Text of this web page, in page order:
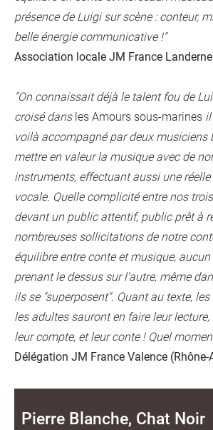
présence de Luigi sur scène : conteur,
belle énergie communicative !"
Association locale JM France
"On connaissait déjà le talent fou de
croisé dans les Amours sous-marines il
voilà accompagné par deux musiciens
mettre en valeur la musique avec de
instruments, effectuant aussi une
vocale. Quelle complicité entre nos
devant un public attentif, public prêt à
nombreuses sollicitations de notre
équilibre entre conte et musique, aucun
prenant le dessus sur l'autre, même
ils se "superposent". Quant au texte,
les adultes sauront en faire leur
leur compte, et leur conte ! Quel
Délégation JM France Valence (Rhône-
Pierre Blanche, Chat Noir